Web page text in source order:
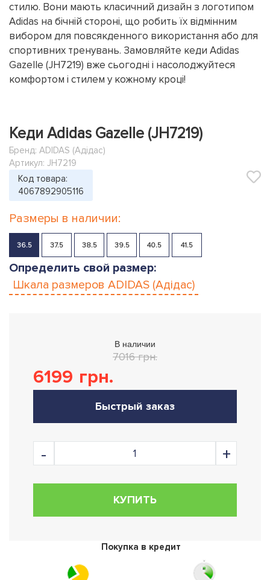
стилю. Вони мають класичний дизайн з логотипом
Adidas на бічній стороні, що робить їх відмінним
вибором для повсякденного використання або для
спортивних тренувань. Замовляйте кеди Adidas
Gazelle (JH7219) вже сьогодні і насолоджуйтеся
комфортом і стилем у кожному кроці!
Кеди Adidas Gazelle (JH7219)
Бренд: ADIDAS (Адідас)
Артикул: JH7219
Код товара:
4067892905116
Размеры в наличии:
36.5 37.5 38.5 39.5 40.5 41.5
Определить свой размер:
Шкала размеров ADIDAS (Адідас)
В наличии
7016 грн.
6199 грн.
Быстрый заказ
КУПИТЬ
Покупка в кредит